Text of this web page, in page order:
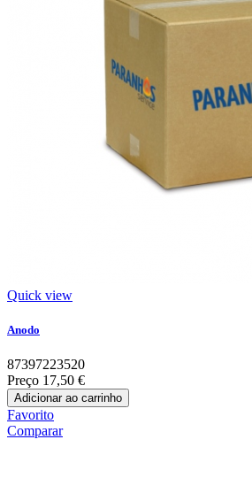
Quick view
Anodo
87397223520
Preço 17,50 €
Adicionar ao carrinho
Favorito
Comparar